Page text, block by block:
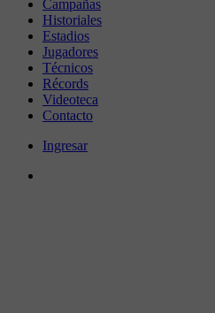
Campañas
Historiales
Estadios
Jugadores
Técnicos
Récords
Videoteca
Contacto
Ingresar